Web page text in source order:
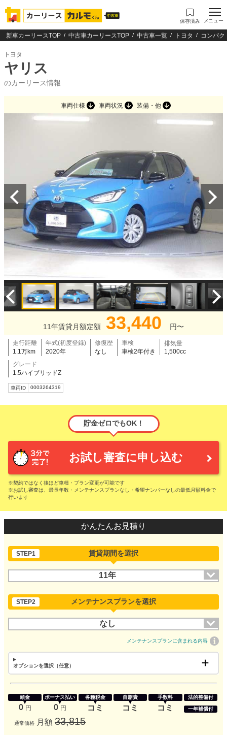
保存済み メニュー
新車カーリースTOP 中古車カーリースTOP 中古車一覧 トヨタ コンパク
トヨタ
ヤリス
のカーリース情報
車両仕様 車両状況 装備・他
11年賃貸月額定額 33,440 円〜
走行距離
1.1万km
年式(初度登録)
2020年
修復歴
なし
車検
車検2年付き
排気量
1,500cc
グレード
1.5ハイブリッドZ
車両ID 0003264319
貯金ゼロでもOK！
お試し審査に申し込む
※契約ではなく後ほど車種・プラン変更が可能です
※お試し審査は、最長年数・メンテナンスプランなし・希望ナンバーなしの最低月額料金で
行います
かんたんお見積り
STEP1 賃貸期間を選択
11年
STEP2 メンテナンスプランを選択
なし
メンテナンスプランに含まれる内容
オプションを選択（任意）
頭金
0 円
ボーナス払い
0 円
各種税金
コミ
自賠責
コミ
手数料
コミ
法的整備付
一年補償付
通常価格 月額 33,815